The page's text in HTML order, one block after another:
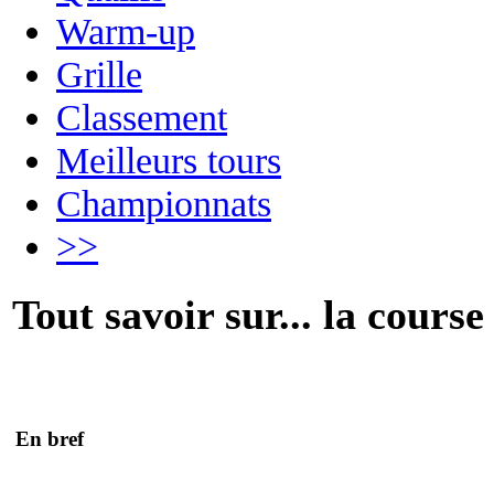
Warm-up
Grille
Classement
Meilleurs tours
Championnats
>>
Tout savoir sur... la course
En bref